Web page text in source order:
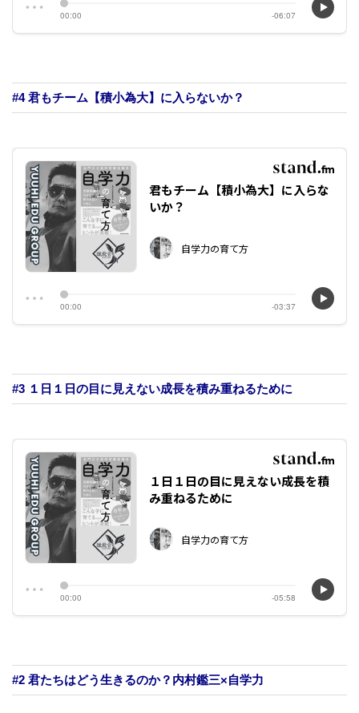
#4 君もチーム【積小為大】に入らないか？
#3 １日１日の目に見えない成長を積み重ねるために
#2 君たちはどう生きるのか？内村鑑三×自学力